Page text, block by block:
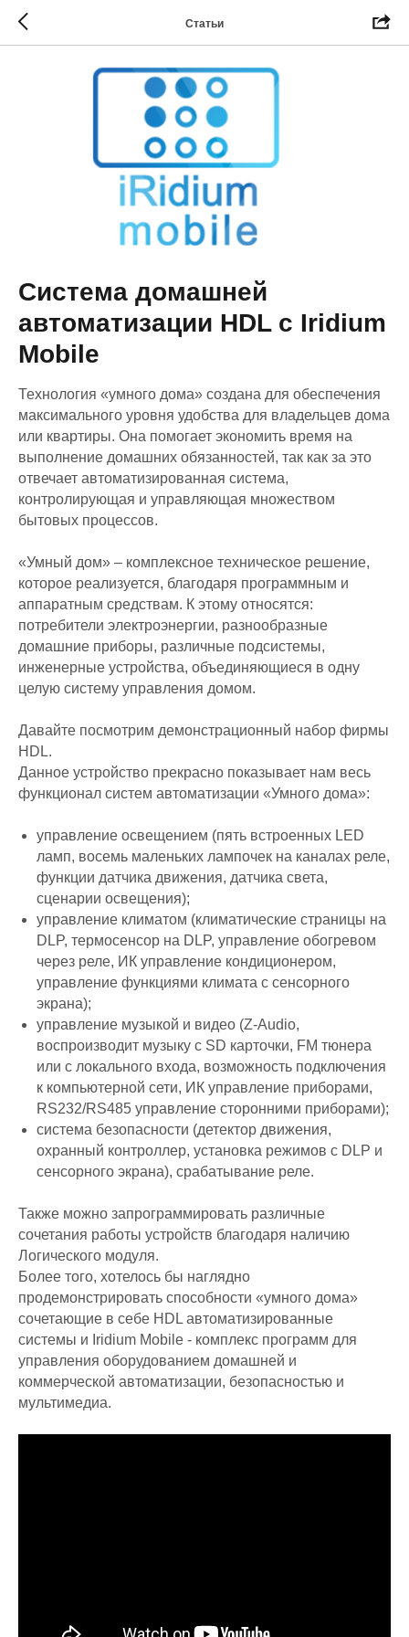
Статьи
Система домашней
автоматизации HDL с Iridium
Mobile
Технология «умного дома» создана для обеспечения
максимального уровня удобства для владельцев дома
или квартиры. Она помогает экономить время на
выполнение домашних обязанностей, так как за это
отвечает автоматизированная система,
контролирующая и управляющая множеством
бытовых процессов.
«Умный дом» – комплексное техническое решение,
которое реализуется, благодаря программным и
аппаратным средствам. К этому относятся:
потребители электроэнергии, разнообразные
домашние приборы, различные подсистемы,
инженерные устройства, объединяющиеся в одну
целую систему управления домом.
Давайте посмотрим демонстрационный набор фирмы
HDL.
Данное устройство прекрасно показывает нам весь
функционал систем автоматизации «Умного дома»:
управление освещением (пять встроенных LED
ламп, восемь маленьких лампочек на каналах реле,
функции датчика движения, датчика света,
сценарии освещения);
управление климатом (климатические страницы на
DLP, термосенсор на DLP, управление обогревом
через реле, ИК управление кондиционером,
управление функциями климата с сенсорного
экрана);
управление музыкой и видео (Z-Audio,
воспроизводит музыку с SD карточки, FM тюнера
или с локального входа, возможность подключения
к компьютерной сети, ИК управление приборами,
RS232/RS485 управление сторонними приборами);
система безопасности (детектор движения,
охранный контроллер, установка режимов с DLP и
сенсорного экрана), срабатывание реле.
Также можно запрограммировать различные
сочетания работы устройств благодаря наличию
Логического модуля.
Более того, хотелось бы наглядно
продемонстрировать способности «умного дома»
сочетающие в себе HDL автоматизированные
системы и Iridium Mobile - комплекс программ для
управления оборудованием домашней и
коммерческой автоматизации, безопасностью и
мультимедиа.